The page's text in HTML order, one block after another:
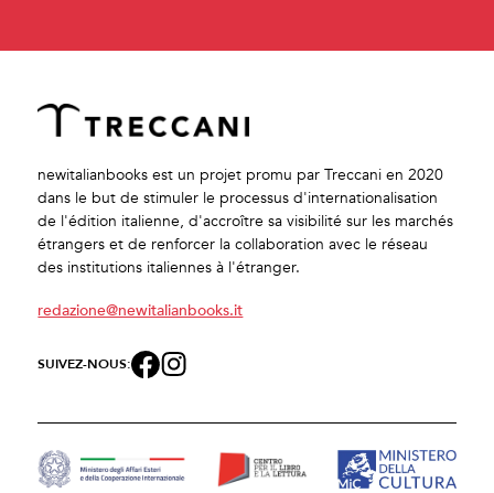
newitalianbooks est un projet promu par Treccani en 2020
dans le but de stimuler le processus d'internationalisation
de l'édition italienne, d'accroître sa visibilité sur les marchés
étrangers et de renforcer la collaboration avec le réseau
des institutions italiennes à l'étranger.
redazione@newitalianbooks.it
SUIVEZ-NOUS: